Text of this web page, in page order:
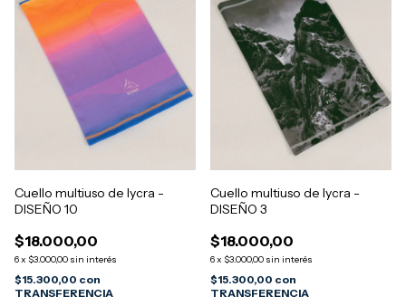
Cuello multiuso de lycra -
DISEÑO 10
$18.000,00
6x $3.000,00 sin interés
$15.300,00 con
TRANSFERENCIA
Cuello multiuso de lycra -
DISEÑO 3
$18.000,00
6x $3.000,00 sin interés
$15.300,00 con
TRANSFERENCIA